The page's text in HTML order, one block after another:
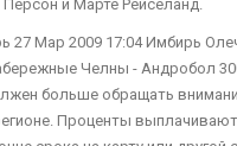
Персон и Марте Рёйселанд.
27 Мар 2009 17:04 Имбирь
Челны - Андробол
больше обращать
Проценты